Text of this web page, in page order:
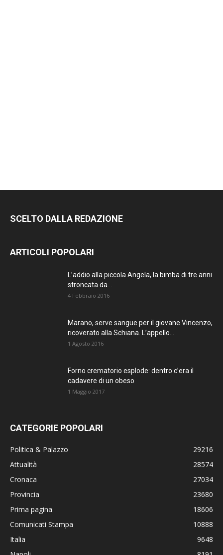
SCELTO DALLA REDAZIONE
ARTICOLI POPOLARI
L’addio alla piccola Angela, la bimba di tre anni
stroncata da...
4 Febbraio 2016
Marano, serve sangue per il giovane Vincenzo,
ricoverato alla Schiana. L’appello...
1 Agosto 2016
Forno crematorio esplode: dentro c’era il
cadavere di un obeso
1 Maggio 2017
CATEGORIE POPOLARI
Politica & Palazzo
29216
Attualità
28574
Cronaca
27034
Provincia
23680
Prima pagina
18606
Comunicati Stampa
10888
Italia
9648